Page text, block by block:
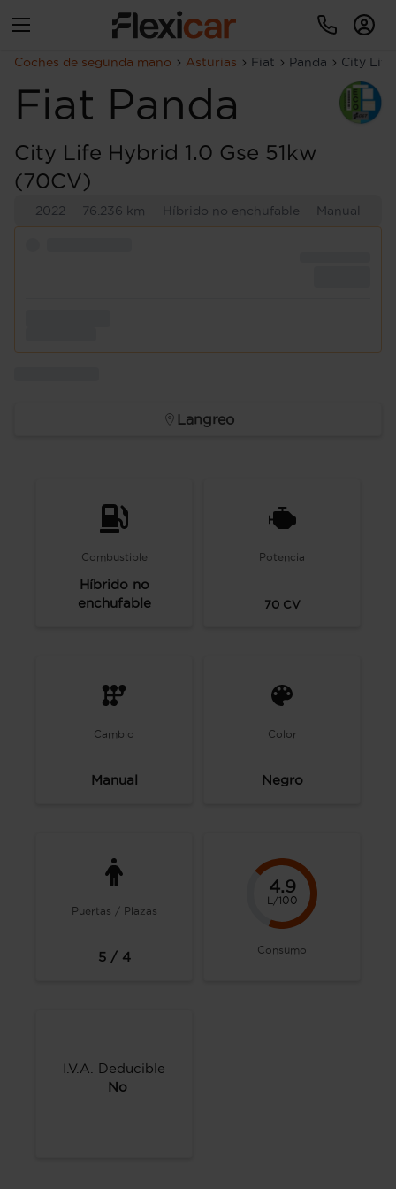
Coches de segunda mano Asturias Fiat Panda City Life
Fiat Panda
City Life Hybrid 1.0 Gse 51kw
(70CV)
2022 76.236 km Híbrido no enchufable Manual
Langreo
Combustible
Híbrido no
enchufable
Potencia
70CV
Cambio
Manual
Color
Negro
Puertas / Plazas
5 / 4
4.9
L/100
Consumo
I.V.A. Deducible
No